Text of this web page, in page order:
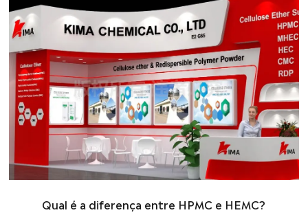
Qual é a diferença entre HPMC e HEMC?